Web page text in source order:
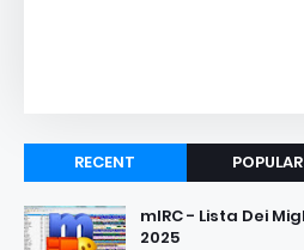
RECENT POPULAR
mIRC - Lista Dei
2025